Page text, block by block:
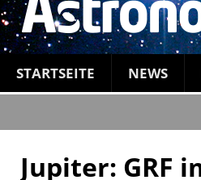
STARTSEITE NEWS
Jupiter: GRF